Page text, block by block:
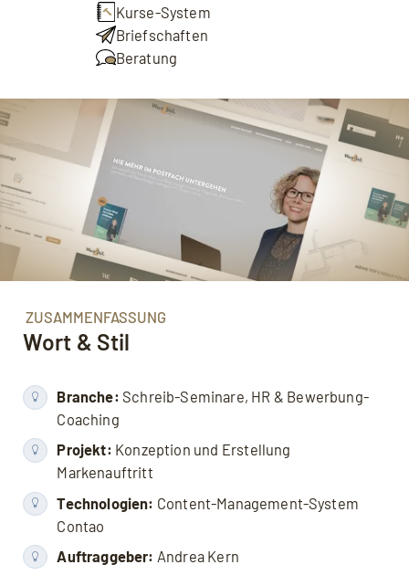
Kurse-System
Briefschaften
Beratung
ZUSAMMENFASSUNG
Wort & Stil
Branche: Schreib-Seminare, HR & Bewerbung-
Coaching
Projekt: Konzeption und Erstellung
Markenauftritt
Technologien: Content-Management-System
Contao
Auftraggeber: Andrea Kern